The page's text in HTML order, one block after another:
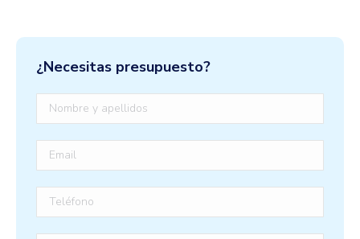
¿Necesitas presupuesto?